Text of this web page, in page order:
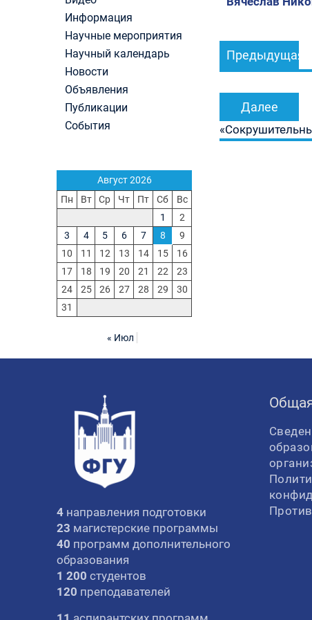
Первый канал, 28.07.2026. Часть 1-3
Вячеслав Никонов в программе «Большая игра»
Первый канал, 27.07.2026. Часть 1-2
Конкурсные списки лиц, прошедших
вступительные испытания в МГУ имени
(ранжированные списки поступающих)
Вячеслав Никонов в программе «Большая
Первый канал, 24.07.2026. Часть 1-2
Вячеслав Никонов в программе «Большая
Навигация
по
записям
Предыдущая
Далее
Информация
Научные мероприятия
Научный календарь
Новости
Объявления
Публикации
События
Август 2026
Пн
Вт Ср Чт Пт Сб
Вс
1
2
3
4 5 6 7 8
9
10
11 12 13 14 15
16
17
18 19 20 21 22
23
24
25 26 27 28 29
30
31
« Июл
4 направления подготовки
23 магистерские программы
40 программ дополнительного
образования
1 200 студентов
120 преподавателей